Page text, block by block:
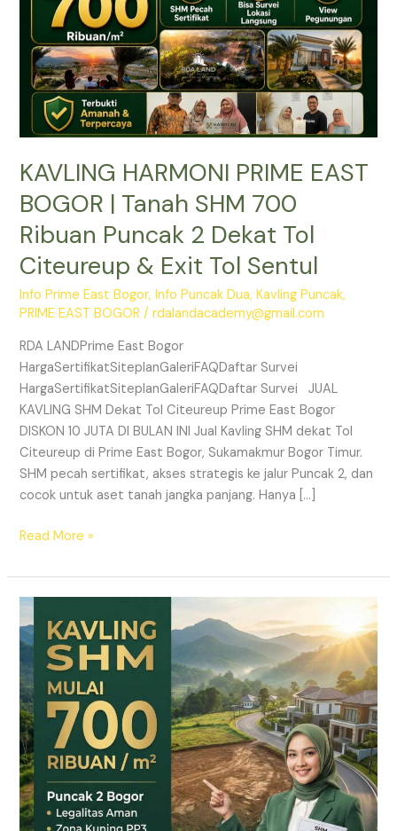
KAVLING HARMONI PRIME EAST
BOGOR | Tanah SHM 700
Ribuan Puncak 2 Dekat Tol
Citeureup & Exit Tol Sentul
Info Prime East Bogor,Info Puncak Dua,Kavling Puncak,
PRIME EAST BOGOR /rdalandacademy@gmail.com
RDA LANDPrime East Bogor
HargaSertifikatSiteplanGaleriFAQDaftar Survei
HargaSertifikatSiteplanGaleriFAQDaftar Survei JUAL
KAVLING SHM Dekat Tol Citeureup Prime East Bogor
DISKON 10 JUTA DI BULAN INI Jual Kavling SHM dekat Tol
Citeureup di Prime East Bogor, Sukamakmur Bogor Timur.
SHM pecah sertifikat, akses strategis ke jalur Puncak 2, dan
cocok untuk aset tanah jangka panjang. Hanya […]
700
Ribuan
Puncak
Dekat
Citeureup
Exit
Tol
Read More »
HARMONI
PRIME
EAST
BOGOR
–
KAVLING
SHM
LEGAL
DI
PUNCAK
2